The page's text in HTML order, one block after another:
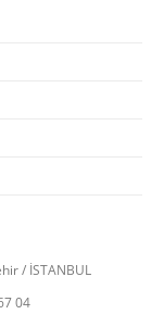
/ İSTANBUL
04